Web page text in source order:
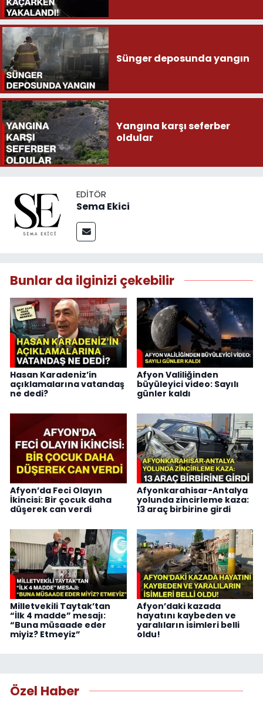
Sünger deposunda yangın
Yangına karşı seferber
oldular
EDITÖR
Sema Ekici
Bunlar da ilginizi çekebilir
Hasan Karadeniz’in
açıklamalarına vatandaş
ne dedi?
Afyon Valiliğinden
büyüleyici video: Sayılı
günler kaldı
Afyon’da Feci Olayın
İkincisi: Bir çocuk daha
düşerek can verdi
Afyonkarahisar-Antalya
yolunda zincirleme kaza:
13 araç birbirine girdi
Milletvekili Taytak’tan
“İlk 4 madde” mesajı:
“Buna müsaade eder
miyiz? Etmeyiz”
Afyon’daki kazada
hayatını kaybeden ve
yaralıların isimleri belli
oldu!
Özel Haber